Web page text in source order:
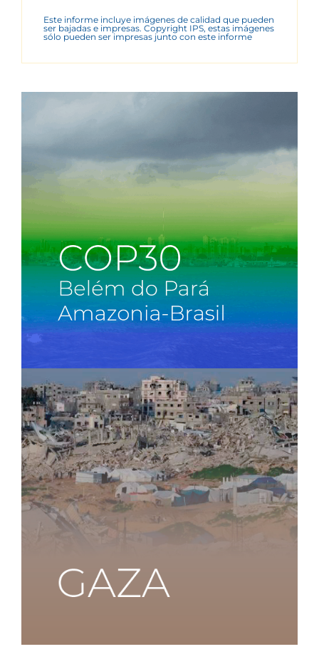
Este informe incluye imágenes de calidad que pueden
ser bajadas e impresas. Copyright IPS, estas imágenes
sólo pueden ser impresas junto con este informe